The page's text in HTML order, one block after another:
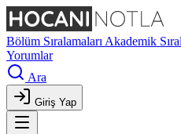
Bölüm Sıralamaları Akademik
Yorumlar
Ara
Giriş Yap